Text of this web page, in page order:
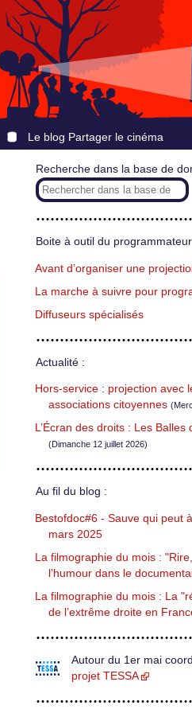
Le blog Partager le cinéma
Recherche dans la base de
Boite à outil du
Avant d’organiser une
La marche à suivre pour
Diffuseurs spécialisés
Actualité :
Hors-service : projection avec
associations citoyennes
L’Écran des droits : Les Balles
(Dimanche 12 juillet 2026)
Au fil du blog :
Bestofdoc#6 - Sauve qui peut
mars 2025
La filmographie du mois :
l’humour dans le
La filmographie du mois : La
de l’extrême droite en
Autour du 1er mai
projet TESSA